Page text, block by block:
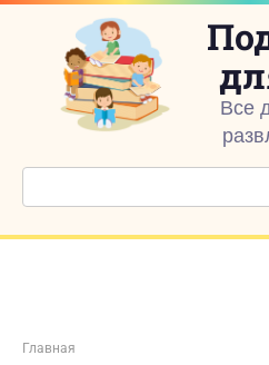
Перейти
контенту
Все
Поиск:
Главная